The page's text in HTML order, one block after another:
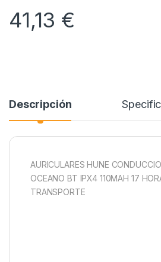
41,13 €
Descripción
AURICULARES HUNE
OCEANO BT IPX4 110MAH 17
TRANSPORTE